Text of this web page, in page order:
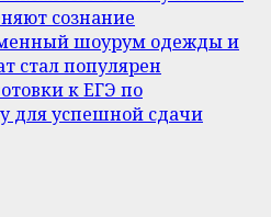
сознание
шоурум одежды и
стал популярен
к ЕГЭ по
для успешной сдачи